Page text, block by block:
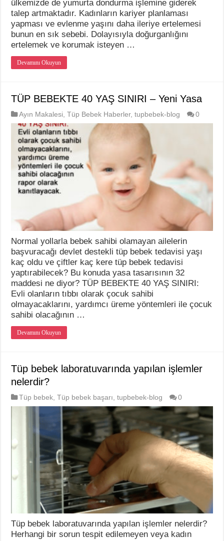
ülkemizde de yumurta dondurma işlemine giderek
talep artmaktadır. Kadınların kariyer planlaması
yapması ve evlenme yaşını daha ileriye ertelemesi
bunun en sık sebebi. Dolayısıyla doğurganlığını
ertelemek ve korumak isteyen …
Devamını Okuyun
TÜP BEBEKTE 40 YAŞ SINIRI – Yeni Yasa
Ayın Makalesi ,Tüp Bebek Haberler,tupbebek-blog 0
Normal yollarla bebek sahibi olamayan ailelerin
başvuracağı devlet destekli tüp bebek tedavisi yaşı
kaç oldu ve çiftler kaç kere tüp bebek tedavisi
yaptırabilecek? Bu konuda yasa tasarısının 32
maddesi ne diyor? TÜP BEBEKTE 40 YAŞ SINIRI:
Evli olanların tıbbı olarak çocuk sahibi
olmayacaklarını, yardımcı üreme yöntemleri ile çocuk
sahibi olacağının …
Devamını Okuyun
Tüp bebek laboratuvarında yapılan işlemler
nelerdir?
Tüp bebek ,Tüp bebek başarı ,tupbebek-blog 0
Tüp bebek laboratuvarında yapılan işlemler nelerdir?
Herhangi bir sorun tespit edilemeyen veya kadın